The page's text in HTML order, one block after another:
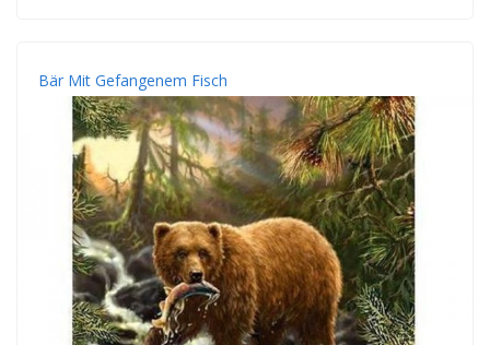
Bär Mit Gefangenem Fisch